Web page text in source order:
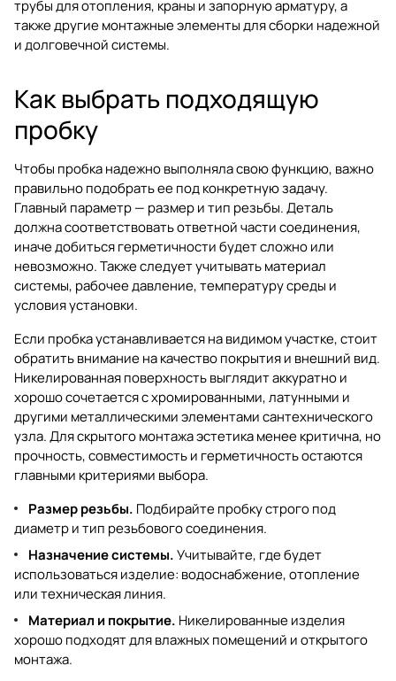
трубы для отопления, краны и запорную арматуру, а
также другие монтажные элементы для сборки надежной
и долговечной системы.
Как выбрать подходящую
пробку
Чтобы пробка надежно выполняла свою функцию, важно
правильно подобрать ее под конкретную задачу.
Главный параметр — размер и тип резьбы. Деталь
должна соответствовать ответной части соединения,
иначе добиться герметичности будет сложно или
невозможно. Также следует учитывать материал
системы, рабочее давление, температуру среды и
условия установки.
Если пробка устанавливается на видимом участке, стоит
обратить внимание на качество покрытия и внешний вид.
Никелированная поверхность выглядит аккуратно и
хорошо сочетается с хромированными, латунными и
другими металлическими элементами сантехнического
узла. Для скрытого монтажа эстетика менее критична, но
прочность, совместимость и герметичность остаются
главными критериями выбора.
Размер резьбы. Подбирайте пробку строго под
диаметр и тип резьбового соединения.
Назначение системы.Учитывайте, где будет
использоваться изделие: водоснабжение, отопление
или техническая линия.
Материал и покрытие. Никелированные изделия
хорошо подходят для влажных помещений и открытого
монтажа.